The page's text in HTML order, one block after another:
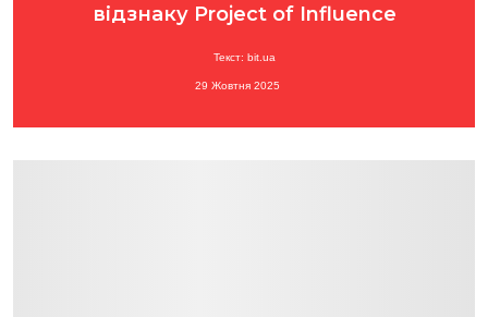
відзнаку Project of Influence
Текст: bit.ua
29 Жовтня 2025